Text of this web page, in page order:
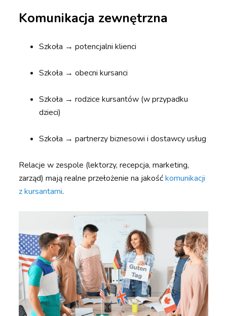
Komunikacja zewnętrzna
Szkoła → potencjalni klienci
Szkoła → obecni kursanci
Szkoła → rodzice kursantów (w przypadku
dzieci)
Szkoła → partnerzy biznesowi i dostawcy usług
Relacje w zespole (lektorzy, recepcja, marketing,
zarząd) mają realne przełożenie na jakośćkomunikacji
z kursantami.